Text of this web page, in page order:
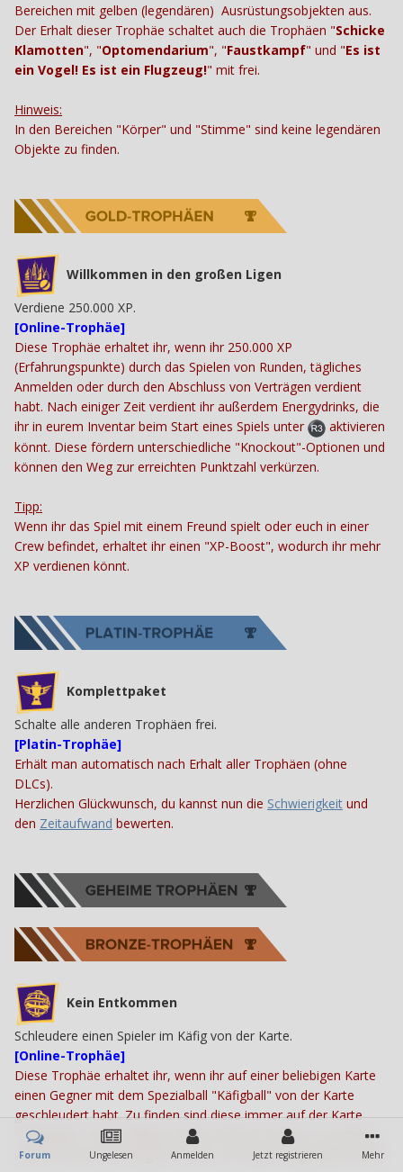
Bereichen mit gelben (legendären) Ausrüstungsobjekten aus.
Der Erhalt dieser Trophäe schaltet auch die Trophäen "Schicke
Klamotten", "Optomendarium", "Faustkampf" und "Es ist
ein Vogel! Es ist ein Flugzeug!" mit frei.
Hinweis:
In den Bereichen "Körper" und "Stimme" sind keine legendären
Objekte zu finden.
Willkommen in den großen Ligen
Verdiene 250.000 XP.
[Online-Trophäe]
Diese Trophäe erhaltet ihr, wenn ihr 250.000 XP
(Erfahrungspunkte) durch das Spielen von Runden, tägliches
Anmelden oder durch den Abschluss von Verträgen verdient
habt. Nach einiger Zeit verdient ihr außerdem Energydrinks, die
ihr in eurem Inventar beim Start eines Spiels unter
aktivieren
könnt. Diese fördern unterschiedliche "Knockout"-Optionen und
können den Weg zur erreichten Punktzahl verkürzen.
Tipp:
Wenn ihr das Spiel mit einem Freund spielt oder euch in einer
Crew befindet, erhaltet ihr einen "XP-Boost", wodurch ihr mehr
XP verdienen könnt.
Komplettpaket
Schalte alle anderen Trophäen frei.
[Platin-Trophäe]
Erhält man automatisch nach Erhalt aller Trophäen (ohne
DLCs).
Herzlichen Glückwunsch, du kannst nun die Schwierigkeit und
den Zeitaufwand bewerten.
Kein Entkommen
Schleudere einen Spieler im Käfig von der Karte.
[Online-Trophäe]
Diese Trophäe erhaltet ihr, wenn ihr auf einer beliebigen Karte
einen Gegner mit dem Spezialball "Käfigball" von der Karte
geschleudert habt. Zu finden sind diese immer auf der Karte
"Gefängnis" oder zufällig auf allen anderen Karten, je nachdem
welcher Ball am Anfang der Runde vom Spiel ausgewählt wurde.
Forum Ungelesen Anmelden Jetzt registrieren Mehr